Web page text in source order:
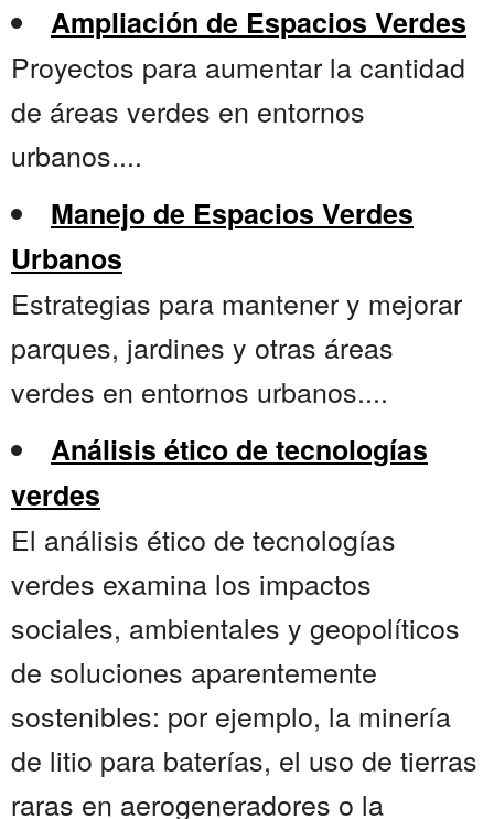
Ampliación de Espacios Verdes
Proyectos para aumentar la cantidad
de áreas verdes en entornos
urbanos....
Manejo de Espacios Verdes
Urbanos
Estrategias para mantener y mejorar
parques, jardines y otras áreas
verdes en entornos urbanos....
Análisis ético de tecnologías
verdes
El análisis ético de tecnologías
verdes examina los impactos
sociales, ambientales y geopolíticos
de soluciones aparentemente
sostenibles: por ejemplo, la minería
de litio para baterías, el uso de tierras
raras en aerogeneradores o la